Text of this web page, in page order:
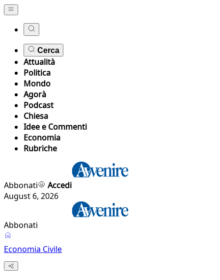
Cerca
Attualità
Politica
Mondo
Agorà
Podcast
Chiesa
Idee e Commenti
Economia
Rubriche
Abbonati
Accedi
August 6, 2026
Abbonati
Economia Civile